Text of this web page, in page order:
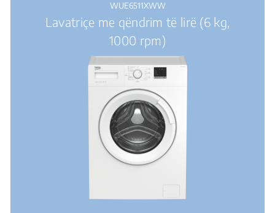
WUE6511XWW
Lavatriçe me qëndrim të lirë (6 kg,
1000 rpm)